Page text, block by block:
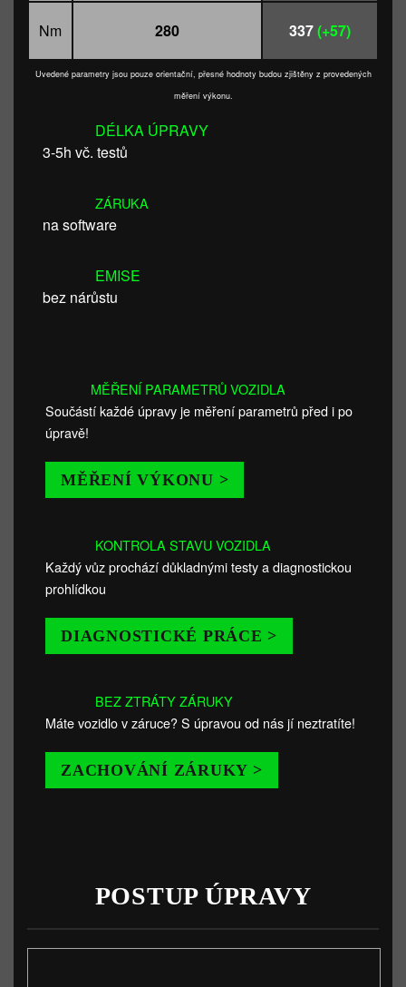
Nm 280 337(+57)
Uvedené parametry jsou pouze orientační, přesné hodnoty budou zjištěny z provedených
měření výkonu.
DÉLKA ÚPRAVY
3-5h vč. testů
ZÁRUKA
na software
EMISE
bez nárůstu
MĚŘENÍ PARAMETRŮ VOZIDLA
Součástí každé úpravy je měření parametrů před i po
úpravě!
MĚŘENÍ VÝKONU >
KONTROLA STAVU VOZIDLA
Každý vůz prochází důkladnými testy a diagnostickou
prohlídkou
DIAGNOSTICKÉ PRÁCE >
BEZ ZTRÁTY ZÁRUKY
Máte vozidlo v záruce? S úpravou od nás jí neztratíte!
ZACHOVÁNÍ ZÁRUKY >
POSTUP ÚPRAVY